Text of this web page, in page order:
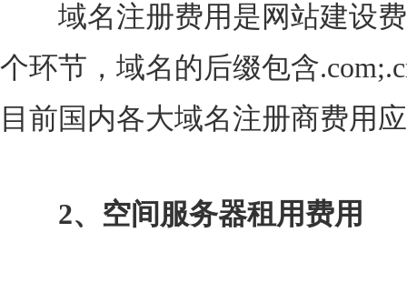
域名注册费用是网站建设费
个环节，域名的后缀包含
目前国内各大域名注册商费用
2、空间服务器租用费用